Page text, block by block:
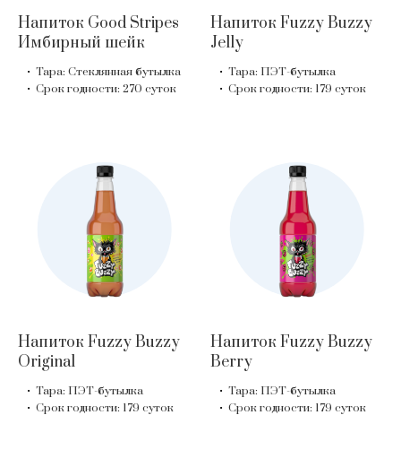
Напиток Good Stripes
Имбирный шейк
Тара: Стеклянная бутылка
Срок годности: 270 суток
Напиток Fuzzy Buzzy
Jelly
Тара: ПЭТ-бутылка
Срок годности: 179 суток
Напиток Fuzzy Buzzy
Original
Тара: ПЭТ-бутылка
Срок годности: 179 суток
Напиток Fuzzy Buzzy
Berry
Тара: ПЭТ-бутылка
Срок годности: 179 суток